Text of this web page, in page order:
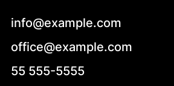
info@example.com
office@example.com
55 555-5555